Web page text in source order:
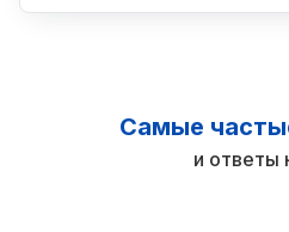
Самые
и ответы